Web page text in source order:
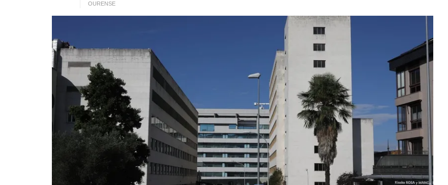
OURENSE